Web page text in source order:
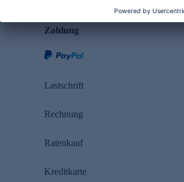
Zahlung
Lastschrift
Rechnung
Ratenkauf
Kreditkarte